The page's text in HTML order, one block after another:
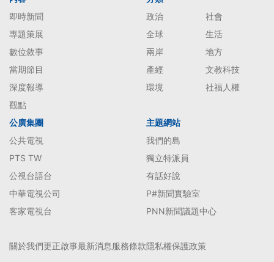
即時新聞
專題策展
數位敘事
當期節目
深度報導
觀點
政治
社會
全球
生活
兩岸
地方
產經
文教科技
環境
社福人權
公廣集團
公共電視
PTS TW
公視台語台
中華電視公司
客家電視台
主題網站
我們的島
獨立特派員
有話好說
P#新聞實驗室
PNN新聞議題中心
關於我們更正啟事最新消息服務條款隱私權保護政策